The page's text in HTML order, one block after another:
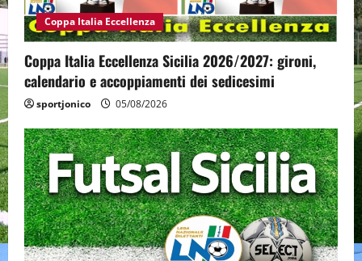
Coppa Italia Eccellenza
Coppa Italia Eccellenza Sicilia 2026/2027: gironi,
calendario e accoppiamenti dei sedicesimi
sportjonico 05/08/2026